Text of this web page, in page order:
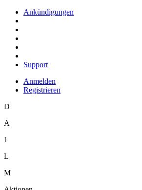
Ankündigungen
Support
Anmelden
Registrieren
D
A
I
L
M